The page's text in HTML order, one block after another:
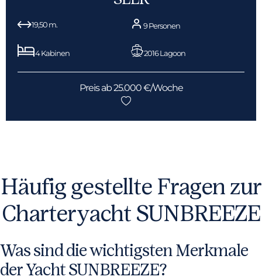
19,50 m. 9 Personen
4 Kabinen 2016 Lagoon
Preis ab 25.000 €/Woche
Häufig gestellte Fragen zur
Charteryacht SUNBREEZE
Was sind die wichtigsten Merkmale
der Yacht SUNBREEZE?